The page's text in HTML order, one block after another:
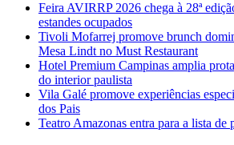
Feira AVIRRP 2026 chega à 28ª
estandes ocupados
Tivoli Mofarrej promove brunch
Mesa Lindt no Must Restaurant
Hotel Premium Campinas amplia
do interior paulista
Vila Galé promove experiências
dos Pais
Teatro Amazonas entra para a lista de